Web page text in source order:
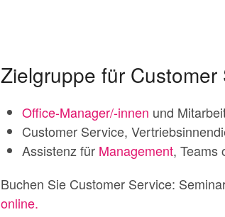
Zielgruppe für
Office-Manager/-innen und
Customer Service,
Assistenz für Management, Teams
Buchen Sie Customer Service:
online.